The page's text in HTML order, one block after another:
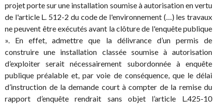
projet porte sur une installation soumise à autorisation en vertu
de l'article L. 512-2 du code de l'environnement (…) les travaux
ne peuvent être exécutés avant la clôture de l'enquête publique
». En effet, admettre que la délivrance d’un permis de
construire une installation classée soumise à autorisation
d’exploiter serait nécessairement subordonnée à enquête
publique préalable et, par voie de conséquence, que le délai
d’instruction de la demande court à compter de la remise du
rapport d’enquête rendrait sans objet l’article L.425-10